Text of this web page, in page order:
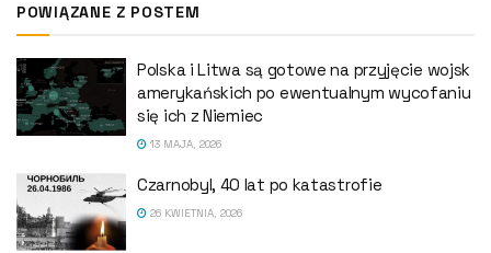
POWIĄZANE Z POSTEM
Polska i Litwa są gotowe na przyjęcie wojsk
amerykańskich po ewentualnym wycofaniu
się ich z Niemiec
13 MAJA, 2026
Czarnobyl, 40 lat po katastrofie
26 KWIETNIA, 2026